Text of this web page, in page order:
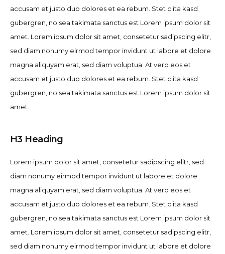
accusam et justo duo dolores et ea rebum. Stet clita kasd
gubergren, no sea takimata sanctus est Lorem ipsum dolor sit
amet. Lorem ipsum dolor sit amet, consetetur sadipscing elitr,
sed diam nonumy eirmod tempor invidunt ut labore et dolore
magna aliquyam erat, sed diam voluptua. At vero eos et
accusam et justo duo dolores et ea rebum. Stet clita kasd
gubergren, no sea takimata sanctus est Lorem ipsum dolor sit
amet.
H3 Heading
Lorem ipsum dolor sit amet, consetetur sadipscing elitr, sed
diam nonumy eirmod tempor invidunt ut labore et dolore
magna aliquyam erat, sed diam voluptua. At vero eos et
accusam et justo duo dolores et ea rebum. Stet clita kasd
gubergren, no sea takimata sanctus est Lorem ipsum dolor sit
amet. Lorem ipsum dolor sit amet, consetetur sadipscing elitr,
sed diam nonumy eirmod tempor invidunt ut labore et dolore